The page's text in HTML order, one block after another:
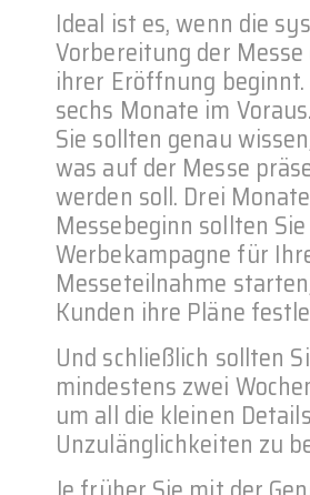
Ideal ist es, wenn die
Vorbereitung der Messe
ihrer Eröffnung
sechs Monate im Voraus.
Sie sollten genau
was auf der Messe
werden soll. Drei
Messebeginn sollten
Werbekampagne für
Messeteilnahme
Kunden ihre Pläne
Und schließlich sollten
mindestens zwei
um all die kleinen
Unzulänglichkeiten zu